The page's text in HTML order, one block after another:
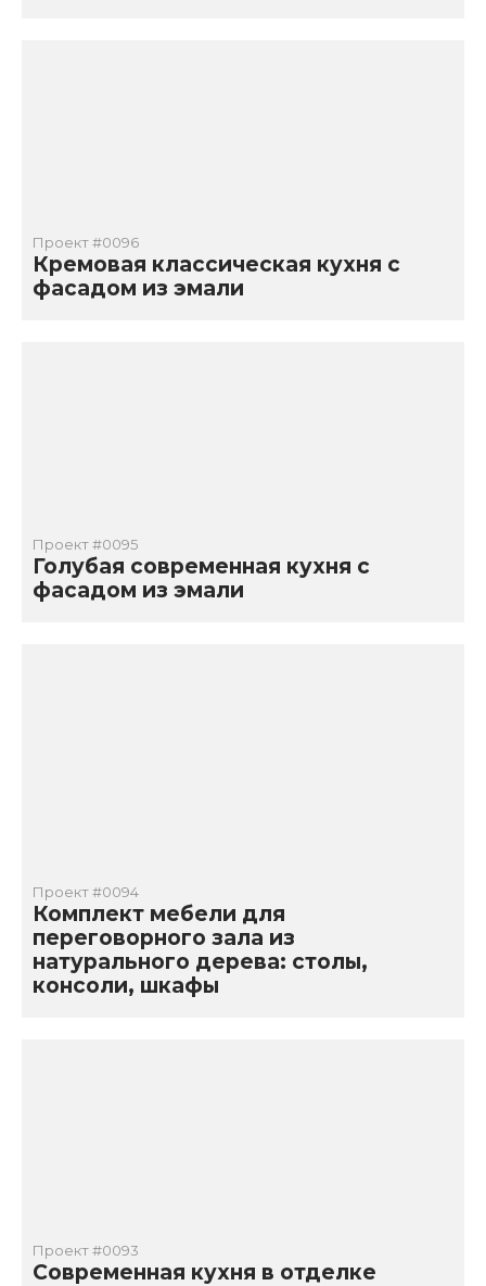
Проект #0096
Кремовая классическая кухня с
фасадом из эмали
Проект #0095
Голубая современная кухня с
фасадом из эмали
Проект #0094
Комплект мебели для
переговорного зала из
натурального дерева: столы,
консоли, шкафы
Проект #0093
Современная кухня в отделке